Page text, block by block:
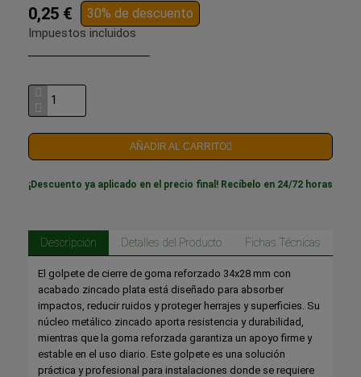
0,25 € 30% de descuento
Impuestos incluidos
AÑADIR AL CARRITO
¡Descuento ya aplicado en el precio final! Recíbelo en 24/72 horas
Descripción Detalles del Producto Fichas Técnicas
El golpete de cierre de goma reforzado 34x28 mm con
acabado zincado plata está diseñado para absorber
impactos, reducir ruidos y proteger herrajes y superficies. Su
núcleo metálico zincado aporta resistencia y durabilidad,
mientras que la goma reforzada garantiza un apoyo firme y
estable en el uso diario. Este golpete es una solución
práctica y profesional para instalaciones donde se requiere